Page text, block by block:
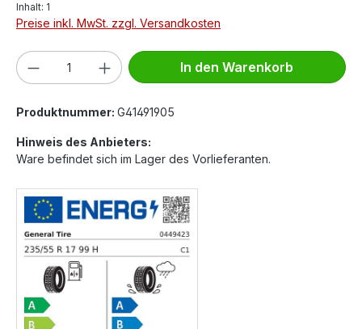
Inhalt: 1
Preise inkl. MwSt. zzgl. Versandkosten
Produkt Anzahl: Gib den gewünschten
In den Warenkorb
Produktnummer: G41491905
Hinweis des Anbieters:
Ware befindet sich im Lager des Vorlieferanten.